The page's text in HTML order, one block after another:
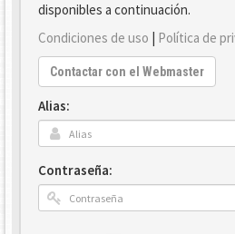
disponibles a continuación.
Condiciones de uso | Política de
Contactar con el Webmaster
Alias:
Contraseña: